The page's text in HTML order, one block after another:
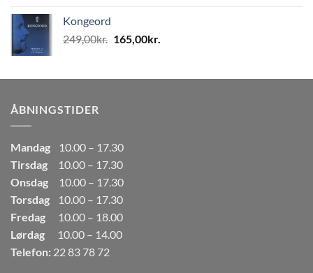
var:
80,00kr..50,00kr..
Kongeord
249,00kr. Den
var:
165,00kr.
er:
ÅBNINGSTIDER
Mandag
10.00 – 17.30
Tirsdag
10.00 – 17.30
Onsdag
10.00 – 17.30
Torsdag
10.00 – 17.30
Fredag
10.00 – 18.00
Lørdag
10.00 – 14.00
Telefon: 22 83 78 72